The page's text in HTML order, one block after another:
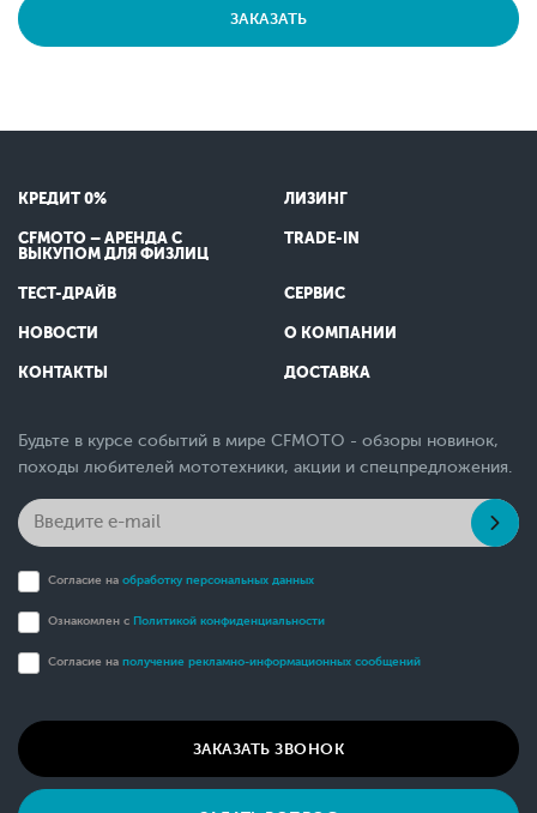
ЗАКАЗАТЬ
КРЕДИТ 0% ЛИЗИНГ
CFMOTO – АРЕНДА С
ВЫКУПОМ ДЛЯ ФИЗЛИЦ
TRADE-IN
ТЕСТ-ДРАЙВ СЕРВИС
НОВОСТИ О КОМПАНИИ
КОНТАКТЫ ДОСТАВКА
Будьте в курсе событий в мире CFMOTO - обзоры новинок,
походы любителей мототехники, акции и спецпредложения.
Согласие на обработку персональных данных
Ознакомлен с Политикой конфиденциальности
Согласие на получение рекламно-информационных сообщений
ЗАКАЗАТЬ ЗВОНОК